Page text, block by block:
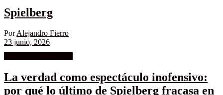
Spielberg
PorAlejandro Fierro
23 junio, 2026
La verdad como espectáculo inofensivo:
por qué lo último de Spielberg fracasa en